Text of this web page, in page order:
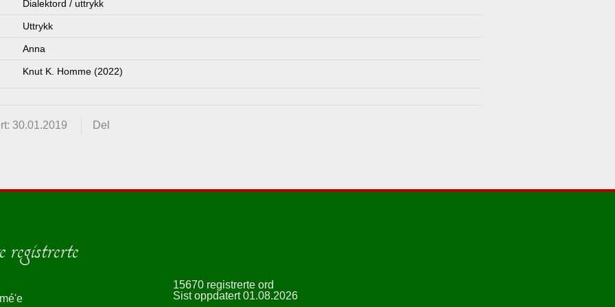
Dialektord / uttrykk
Uttrykk
Anna
Knut K. Homme (2022)
30.01.2019 Del
registrerte
15670 registrerte ord
Sist oppdatert 01.08.2026